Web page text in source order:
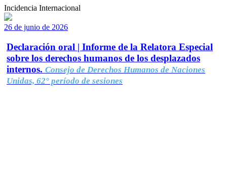
Incidencia Internacional
26 de junio de 2026
Declaración oral | Informe de la Relatora Especial
sobre los derechos humanos de los desplazados
internos. Consejo de Derechos Humanos de Naciones
Unidas, 62° período de sesiones